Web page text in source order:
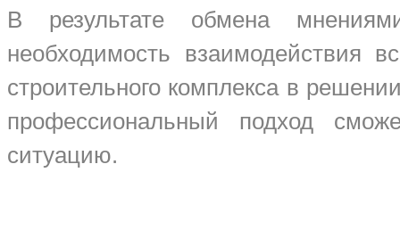
В результате обмена
необходимость взаимодействия
строительного комплекса в
профессиональный подход
ситуацию.